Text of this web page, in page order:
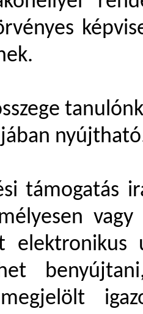
támogatás
elektronikus